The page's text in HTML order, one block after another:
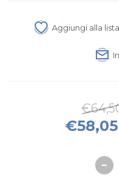
Aggiungi alla